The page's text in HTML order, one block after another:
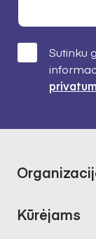
Sutinku
Kūrėjams